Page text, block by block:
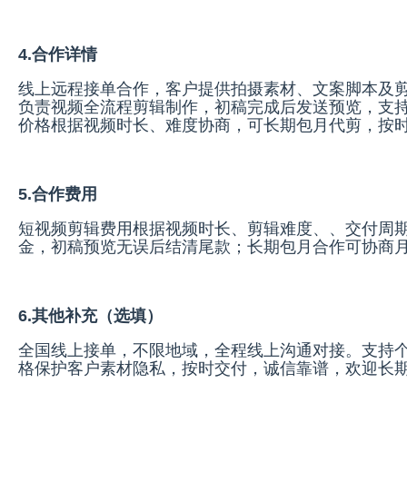
4.合作详情
线上远程接单合作，客户提供拍摄素材、文案脚本及
负责视频全流程剪辑制作，初稿完成后发送预览，支
价格根据视频时长、难度协商，可长期包月代剪，按
5.合作费用
短视频剪辑费用根据视频时长、剪辑难度、、交付周
金，初稿预览无误后结清尾款；长期包月合作可协商
6.其他补充（选填）
全国线上接单，不限地域，全程线上沟通对接。支持
格保护客户素材隐私，按时交付，诚信靠谱，欢迎长